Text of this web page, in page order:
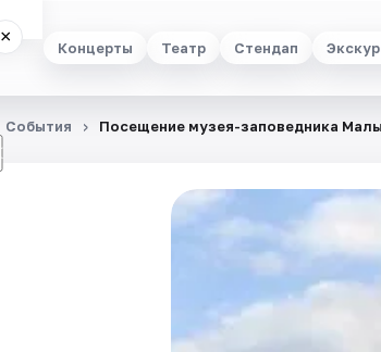
Концерты Театр Стендап
×
☾
События Посещение музея-заповедника